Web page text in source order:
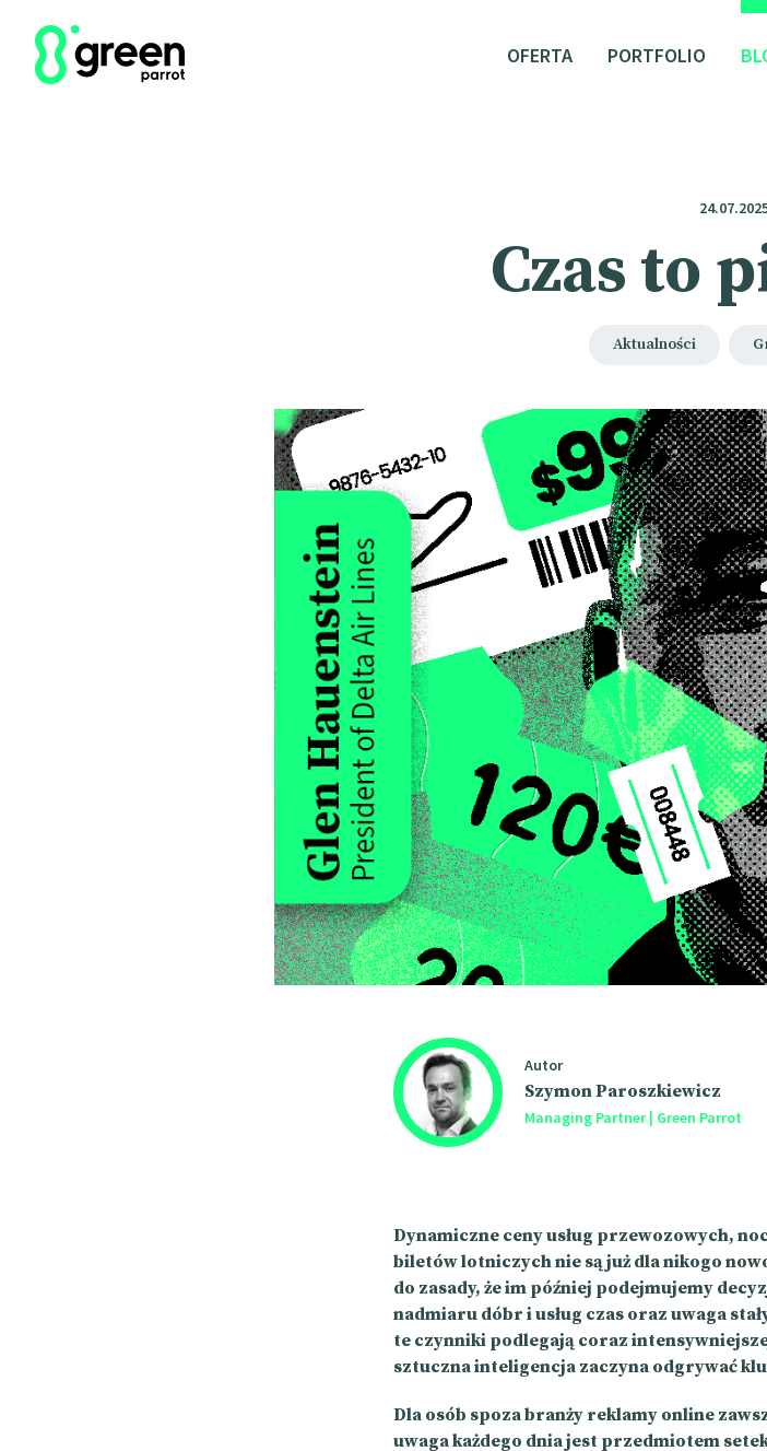
OFERTA PORTFOLIO
Czas to
Aktualności
Autor
Szymon Paroszkiewicz
Managing Partner | Green Parrot
Dynamiczne ceny usług przewozowych,
biletów lotniczych nie są już dla nikogo
do zasady, że im później podejmujemy
nadmiaru dóbr i usług czas oraz uwaga
te czynniki podlegają coraz
sztuczna inteligencja zaczyna odgrywać
Dla osób spoza branży reklamy online
uwaga każdego dnia jest przedmiotem